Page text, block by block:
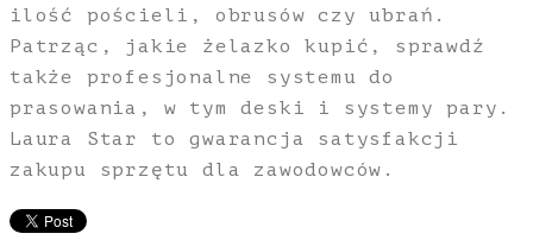
ilość pościeli, obrusów czy ubrań.
Patrząc, jakie żelazko kupić, sprawdź
także profesjonalne systemu do
prasowania, w tym deski i systemy pary.
Laura Star to gwarancja satysfakcji
zakupu sprzętu dla zawodowców.